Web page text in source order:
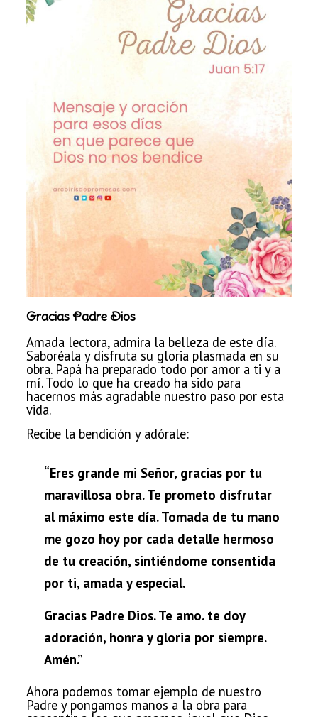
Gracias Padre Dios
Amada lectora, admira la belleza de este día.
Saboréala y disfruta su gloria plasmada en su
obra. Papá ha preparado todo por amor a ti y a
mí. Todo lo que ha creado ha sido para
hacernos más agradable nuestro paso por esta
vida.
Recibe la bendición y adórale:
“Eres grande mi Señor, gracias por tu
maravillosa obra. Te prometo disfrutar
al máximo este día. Tomada de tu mano
me gozo hoy por cada detalle hermoso
de tu creación, sintiéndome consentida
por ti, amada y especial.
Gracias Padre Dios. Te amo. te doy
adoración, honra y gloria por siempre.
Amén.”
Ahora podemos tomar ejemplo de nuestro
Padre y pongamos manos a la obra para